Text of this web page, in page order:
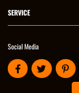
SERVICE
Social Media